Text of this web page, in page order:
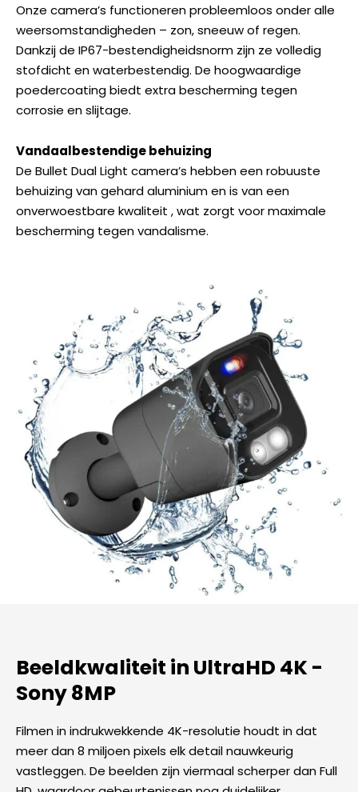
Onze camera’s functioneren probleemloos onder alle
weersomstandigheden – zon, sneeuw of regen.
Dankzij de IP67-bestendigheidsnorm zijn ze volledig
stofdicht en waterbestendig. De hoogwaardige
poedercoating biedt extra bescherming tegen
corrosie en slijtage.
Vandaalbestendige behuizing
De Bullet Dual Light camera’s hebben een robuuste
behuizing van gehard aluminium en is van een
onverwoestbare kwaliteit , wat zorgt voor maximale
bescherming tegen vandalisme.
Beeldkwaliteit in UltraHD 4K -
Sony 8MP​
Filmen in indrukwekkende 4K-resolutie houdt in dat
meer dan 8 miljoen pixels elk detail nauwkeurig
vastleggen. De beelden zijn viermaal scherper dan Full